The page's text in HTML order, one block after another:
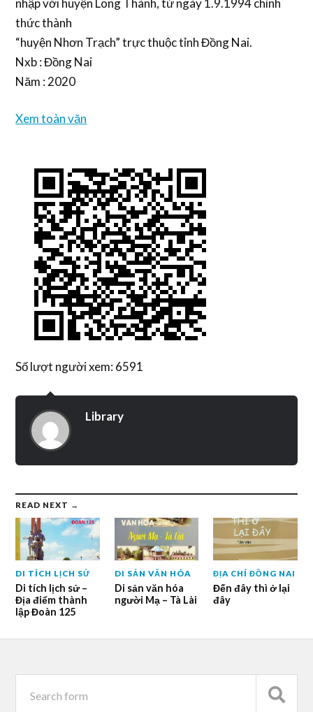
nhập với huyện Long Thành, từ ngày 1.9.1994 chính
thức thành
“huyện Nhơn Trạch” trực thuộc tỉnh Đồng Nai.
Nxb : Đồng Nai
Năm : 2020
Xem toàn văn
Số lượt người xem: 6591
Library
READ NEXT →
DI TÍCH LỊCH SỬ
Di tích lịch sử –
Địa điểm thành
lập Đoàn 125
DI SẢN VĂN HÓA
Di sản văn hóa
người Mạ – Tà Lài
ĐỊA CHÍ ĐỒNG NAI
Đến đây thì ở lại
đây